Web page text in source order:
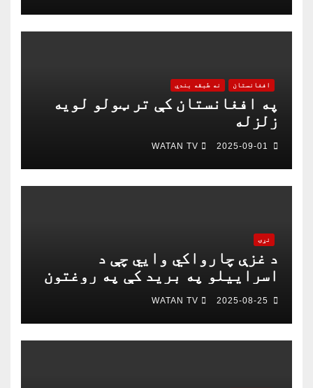
افغانستان نه طبقه بندي
په افغانستان کې تر ټولو لویه
زلزله
2025-09-01
WATAN TV
نړۍ
د غزې چارواکي وايي چې د
اسراییلو په برید کې په روغتون
باندې د ۱۵ کسانو په ګډون څلور
خبریالان وژل شوي دي
2025-08-25
WATAN TV